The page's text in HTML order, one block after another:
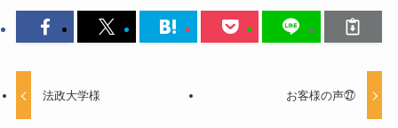
法政大学様 お客様の声㉗